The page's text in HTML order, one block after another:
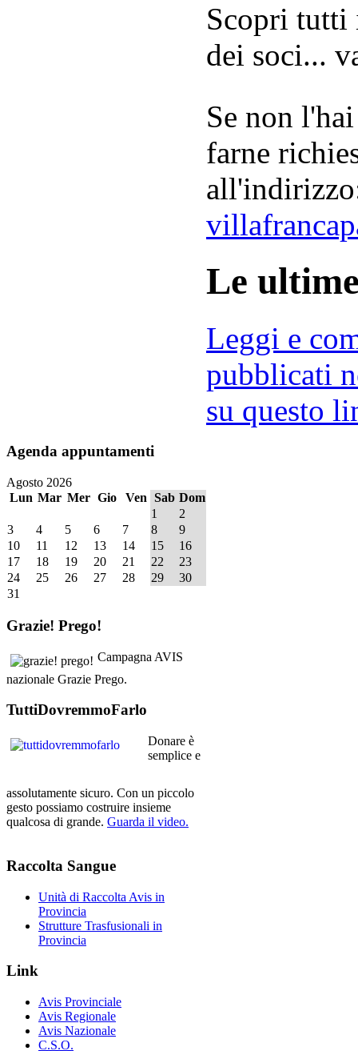
Scopri tutti
dei soci...
Se non
farne
Le
Leggi e
pubblicati
su questo
Agenda appuntamenti
Agosto 2026
Lun Mar Mer Gio Ven Sab Dom
1
2
3
4 5 6 7 8
9
10
11 12 13 14 15
16
17
18 19 20 21 22
23
24
25 26 27 28 29
30
31
Grazie! Prego!
Campagna AVIS
nazionale Grazie Prego.
TuttiDovremmoFarlo
Donare è
semplice e
assolutamente sicuro. Con un piccolo
gesto possiamo costruire insieme
qualcosa di grande. Guarda il video.
Raccolta Sangue
Unità di Raccolta Avis in
Provincia
Strutture Trasfusionali in
Provincia
Link
Avis Provinciale
Avis Regionale
Avis Nazionale
C.S.O.